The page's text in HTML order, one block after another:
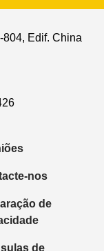
Edif. China
nos
de
de